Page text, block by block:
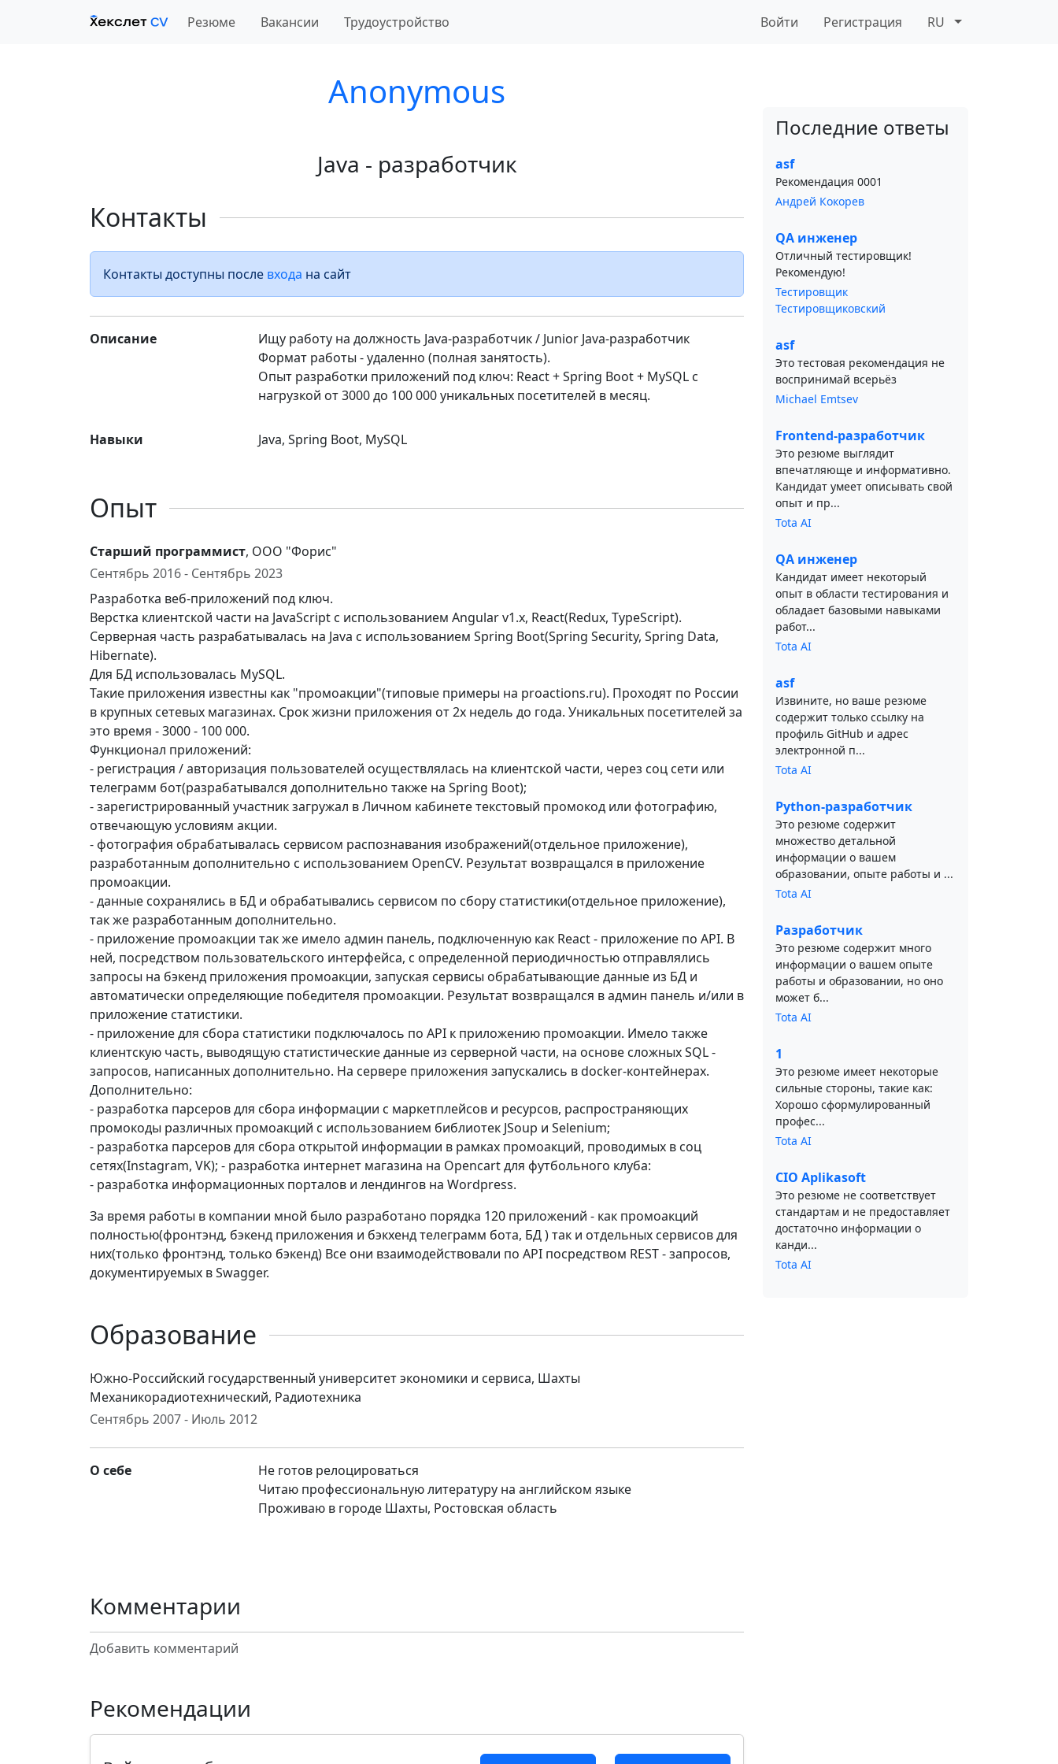
Резюме Вакансии Трудоустройство Войти Регистрация RU
Anonymous
Java - разработчик
Контакты
Контакты доступны после входа на сайт
Описание
Ищу работу на должность Java-разработчик / Junior Java-разработчик
Формат работы - удаленно (полная занятость).
Опыт разработки приложений под ключ: React + Spring Boot + MySQL с
нагрузкой от 3000 до 100 000 уникальных посетителей в месяц.
Навыки Java, Spring Boot, MySQL
Опыт
Старший программист, ООО "Форис"
Сентябрь 2016 - Сентябрь 2023
Разработка веб-приложений под ключ.
Верстка клиентской части на JavaScript с использованием Angular v1.x, React(Redux, TypeScript).
Серверная часть разрабатывалась на Java с использованием Spring Boot(Spring Security, Spring Data,
Hibernate).
Для БД использовалась MySQL.
Такие приложения известны как "промоакции"(типовые примеры на proactions.ru). Проходят по России
в крупных сетевых магазинах. Срок жизни приложения от 2х недель до года. Уникальных посетителей за
это время - 3000 - 100 000.
Функционал приложений:
- регистрация / авторизация пользователей осуществлялась на клиентской части, через соц сети или
телеграмм бот(разрабатывался дополнительно также на Spring Boot);
- зарегистрированный участник загружал в Личном кабинете текстовый промокод или фотографию,
отвечающую условиям акции.
- фотография обрабатывалась сервисом распознавания изображений(отдельное приложение),
разработанным дополнительно с использованием OpenCV. Результат возвращался в приложение
промоакции.
- данные сохранялись в БД и обрабатывались сервисом по сбору статистики(отдельное приложение),
так же разработанным дополнительно.
- приложение промоакции так же имело админ панель, подключенную как React - приложение по API. В
ней, посредством пользовательского интерфейса, с определенной периодичностью отправлялись
запросы на бэкенд приложения промоакции, запуская сервисы обрабатывающие данные из БД и
автоматически определяющие победителя промоакции. Результат возвращался в админ панель и/или в
приложение статистики.
- приложение для сбора статистики подключалось по API к приложению промоакции. Имело также
клиентскую часть, выводящую статистические данные из серверной части, на основе сложных SQL -
запросов, написанных дополнительно. На сервере приложения запускались в docker-контейнерах.
Дополнительно:
- разработка парсеров для сбора информации с маркетплейсов и ресурсов, распространяющих
промокоды различных промоакций с использованием библиотек JSoup и Selenium;
- разработка парсеров для сбора открытой информации в рамках промоакций, проводимых в соц
сетях(Instagram, VK); - разработка интернет магазина на Opencart для футбольного клуба:
- разработка информационных порталов и лендингов на Wordpress.
За время работы в компании мной было разработано порядка 120 приложений - как промоакций
полностью(фронтэнд, бэкенд приложения и бэкхенд телеграмм бота, БД ) так и отдельных сервисов для
них(только фронтэнд, только бэкенд) Все они взаимодействовали по API посредством REST - запросов,
документируемых в Swagger.
Образование
Южно-Российский государственный университет экономики и сервиса, Шахты
Механикорадиотехнический, Радиотехника
Сентябрь 2007 - Июль 2012
О себе
Не готов релоцироваться
Читаю профессиональную литературу на английском языке
Проживаю в городе Шахты, Ростовская область
Комментарии
Добавить комментарий
Рекомендации
Последние ответы
asf
Рекомендация 0001
Андрей Кокорев
QA инженер
Отличный тестировщик!
Рекомендую!
Тестировщик
Тестировщиковский
asf
Это тестовая рекомендация не
воспринимай всерьёз
Michael Emtsev
Frontend-разработчик
Это резюме выглядит
впечатляюще и информативно.
Кандидат умеет описывать свой
опыт и пр...
Tota AI
QA инженер
Кандидат имеет некоторый
опыт в области тестирования и
обладает базовыми навыками
работ...
Tota AI
asf
Извините, но ваше резюме
содержит только ссылку на
профиль GitHub и адрес
электронной п...
Tota AI
Python-разработчик
Это резюме содержит
множество детальной
информации о вашем
образовании, опыте работы и ...
Tota AI
Разработчик
Это резюме содержит много
информации о вашем опыте
работы и образовании, но оно
может б...
Tota AI
1
Это резюме имеет некоторые
сильные стороны, такие как:
Хорошо сформулированный
профес...
Tota AI
CIO Aplikasoft
Это резюме не соответствует
стандартам и не предоставляет
достаточно информации о
канди...
Tota AI